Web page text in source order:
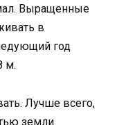
Выращенные
в
год
м.
Лучше всего,
земли.